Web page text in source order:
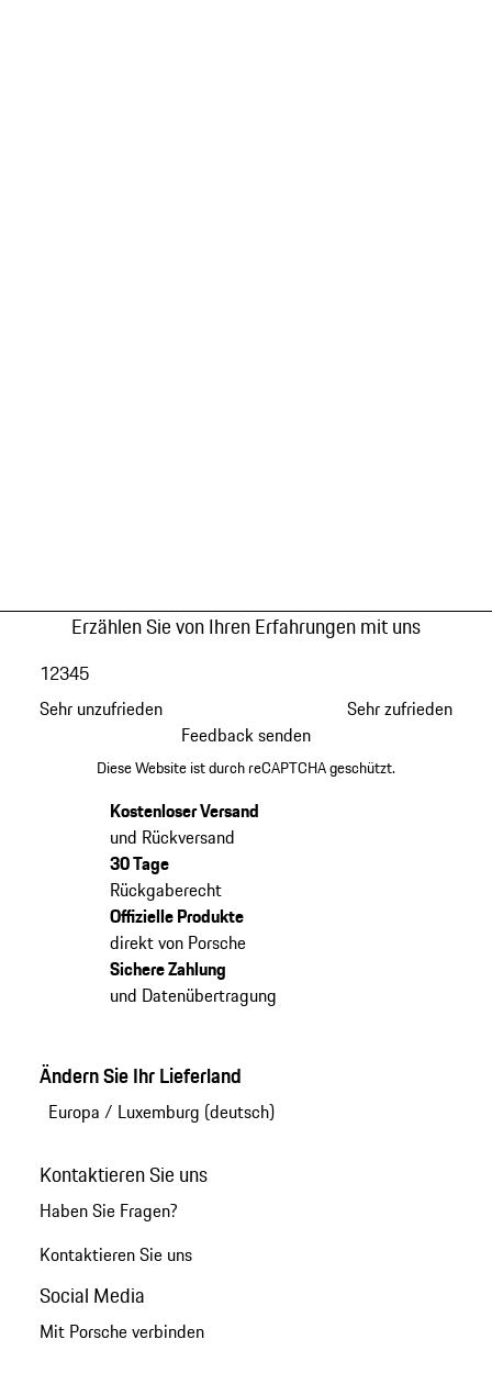
Erzählen Sie von Ihren Erfahrungen mit uns
Sehr unzufrieden
12345
Sehr zufrieden
Feedback senden
Diese Website ist durch reCAPTCHA geschützt.
Kostenloser Versand
und Rückversand
30 Tage
Rückgaberecht
Offizielle Produkte
direkt von Porsche
Sichere Zahlung
und Datenübertragung
Ändern Sie Ihr Lieferland
Europa / Luxemburg (deutsch)
Kontaktieren Sie uns
Haben Sie Fragen?
Kontaktieren Sie uns
Social Media
Mit Porsche verbinden